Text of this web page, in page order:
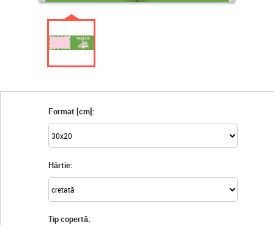
Format [cm]:
Hârtie:
Tip copertă: